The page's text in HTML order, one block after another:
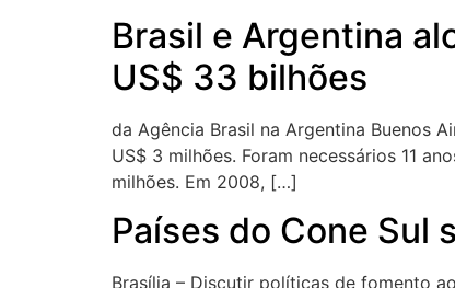
Brasil e Argentina
US$ 33 bilhões
da Agência Brasil na Argentina Buenos
US$ 3 milhões. Foram necessários 11
milhões. Em 2008, […]
Países do Cone Sul
Brasília – Discutir políticas de fomento